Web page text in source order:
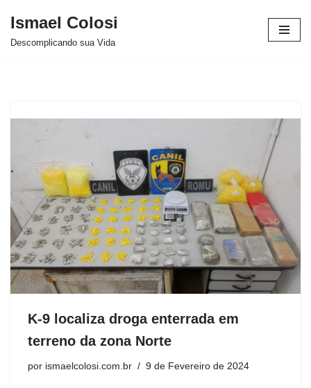
Avançar
Ismael Colosi
Descomplicando sua Vida
K-9 localiza droga enterrada em
terreno da zona Norte
por ismaelcolosi.com.br 9 de Fevereiro de 2024